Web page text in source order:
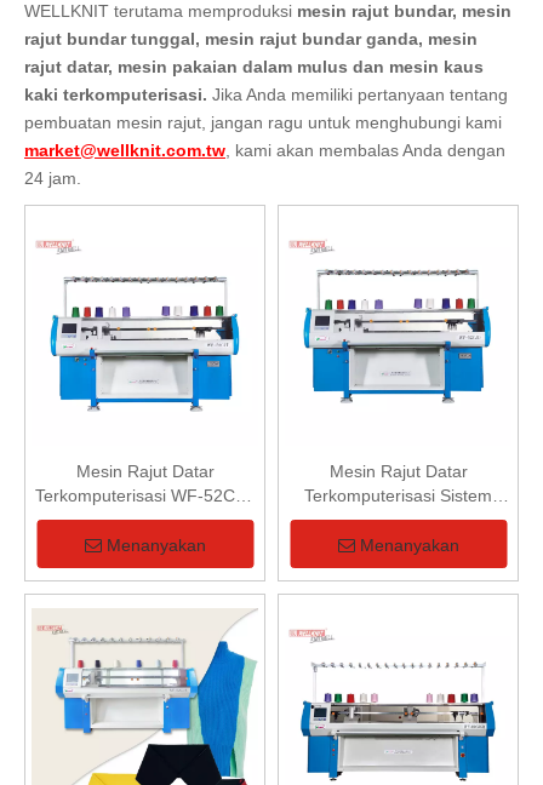
WELLKNIT terutama memproduksi mesin rajut bundar, mesin
rajut bundar tunggal, mesin rajut bundar ganda, mesin
rajut datar, mesin pakaian dalam mulus dan mesin kaus
kaki terkomputerisasi. Jika Anda memiliki pertanyaan tentang
pembuatan mesin rajut, jangan ragu untuk menghubungi kami
market@wellknit.com.tw, kami akan membalas Anda dengan
24 jam.
Mesin Rajut Datar
Terkomputerisasi WF-52CJT
Tiga Sistem
Menanyakan
Mesin Rajut Datar
Terkomputerisasi Sistem
Ganda WF-52CJD
Menanyakan